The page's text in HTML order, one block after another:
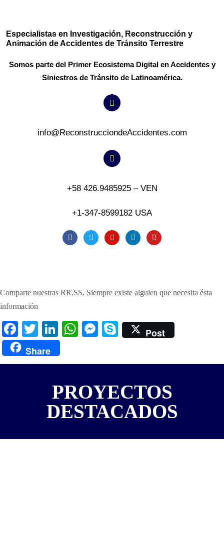
Especialistas en Investigación, Reconstrucción y
Animación de Accidentes de Tránsito Terrestre
Somos parte del Primer Ecosistema Digital en Accidentes y
Siniestros de Tránsito de Latinoamérica.
info@ReconstrucciondeAccidentes.com
+58 426.9485925 – VEN
+1-347-8599182 USA
Comparte nuestras RR.SS. Siempre existe alguien que necesita ésta
información
Facebook
TwitterLinkedIn
WhatsApp
Messenger
Skype
Post
Share
PROYECTOS
DESTACADOS